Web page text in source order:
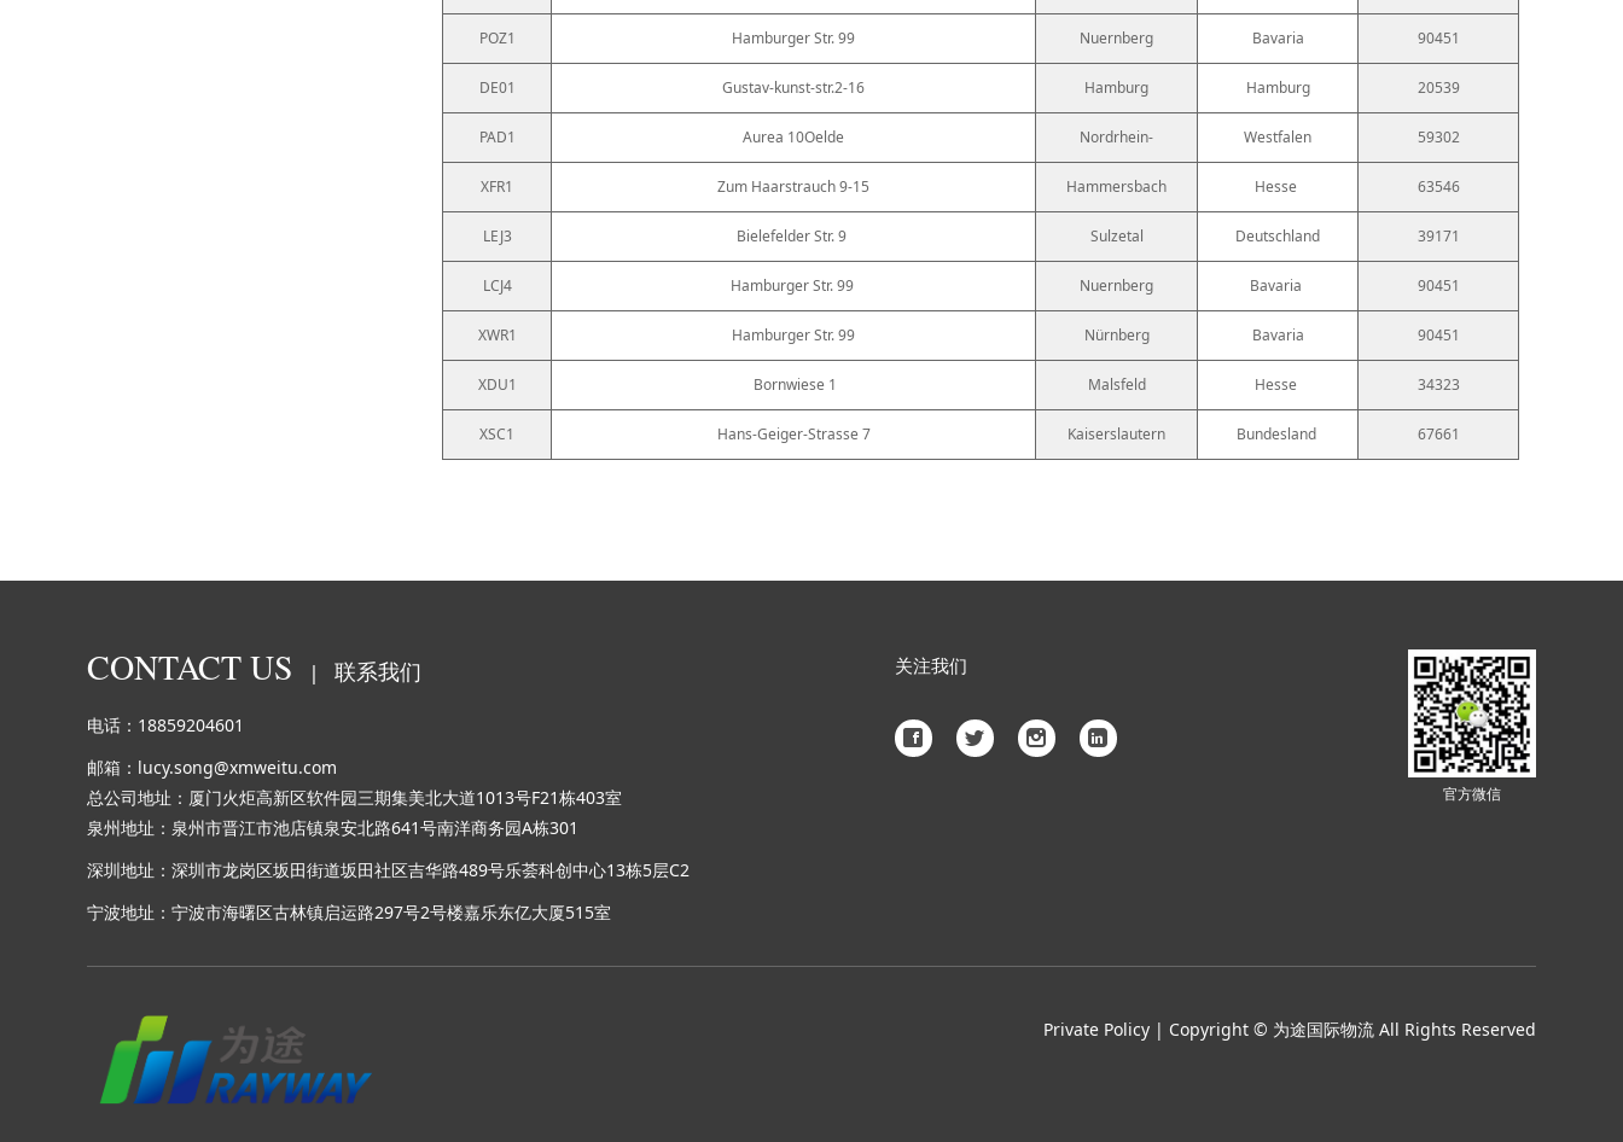
POZ1 Hamburger Str. 99 Nuernberg Bavaria 90451
DE01 Gustav-kunst-str.2-16 Hamburg Hamburg 20539
PAD1 Aurea 10Oelde Nordrhein- Westfalen 59302
XFR1 Zum Haarstrauch 9-15 Hammersbach Hesse 63546
LEJ3 Bielefelder Str. 9 Sulzetal Deutschland 39171
LCJ4 Hamburger Str. 99 Nuernberg Bavaria 90451
XWR1 Hamburger Str. 99 Nürnberg Bavaria 90451
XDU1 Bornwiese 1 Malsfeld Hesse 34323
XSC1 Hans-Geiger-Strasse 7 Kaiserslautern Bundesland 67661
CONTACT US | 联系我们
电话：18859204601
邮箱：lucy.song@xmweitu.com
总公司地址：厦门火炬高新区软件园三期集美北大道1013号F21栋403室
泉州地址：泉州市晋江市池店镇泉安北路641号南洋商务园A栋301
深圳地址：深圳市龙岗区坂田街道坂田社区吉华路489号乐荟科创中心13栋5层C2
宁波地址：宁波市海曙区古林镇启运路297号2号楼嘉乐东亿大厦515室
关注我们
官方微信
Private Policy | Copyright © 为途国际物流 All Rights Reserved